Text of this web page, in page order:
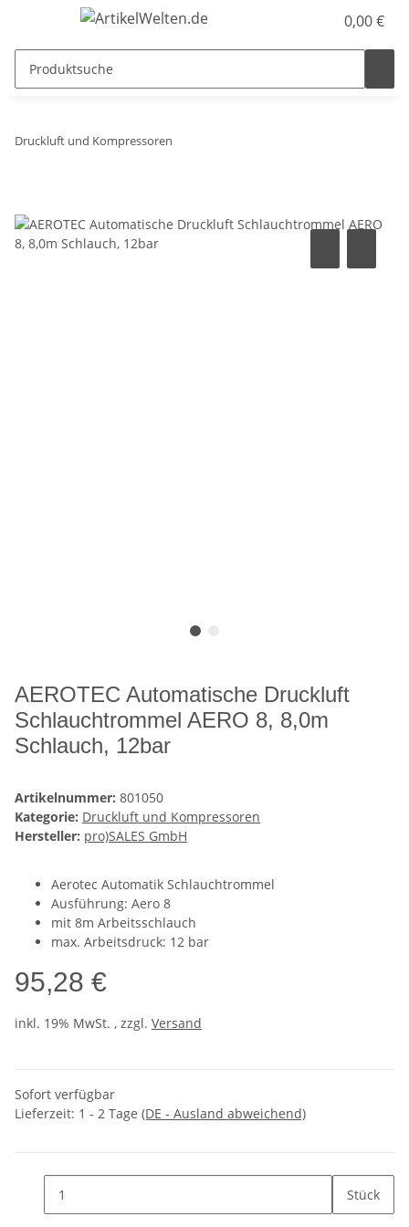
0,00 €
Druckluft und Kompressoren
AEROTEC Automatische Druckluft
Schlauchtrommel AERO 8, 8,0m
Schlauch, 12bar
Artikelnummer: 801050
Kategorie: Druckluft und Kompressoren
Hersteller: pro)SALES GmbH
Aerotec Automatik Schlauchtrommel
Ausführung: Aero 8
mit 8m Arbeitsschlauch
max. Arbeitsdruck: 12 bar
95,28 €
inkl. 19% MwSt. , zzgl. Versand
Sofort verfügbar
Lieferzeit: 1 - 2 Tage (DE - Ausland abweichend)
Stück